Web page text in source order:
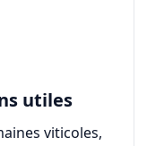
utiles
viticoles,